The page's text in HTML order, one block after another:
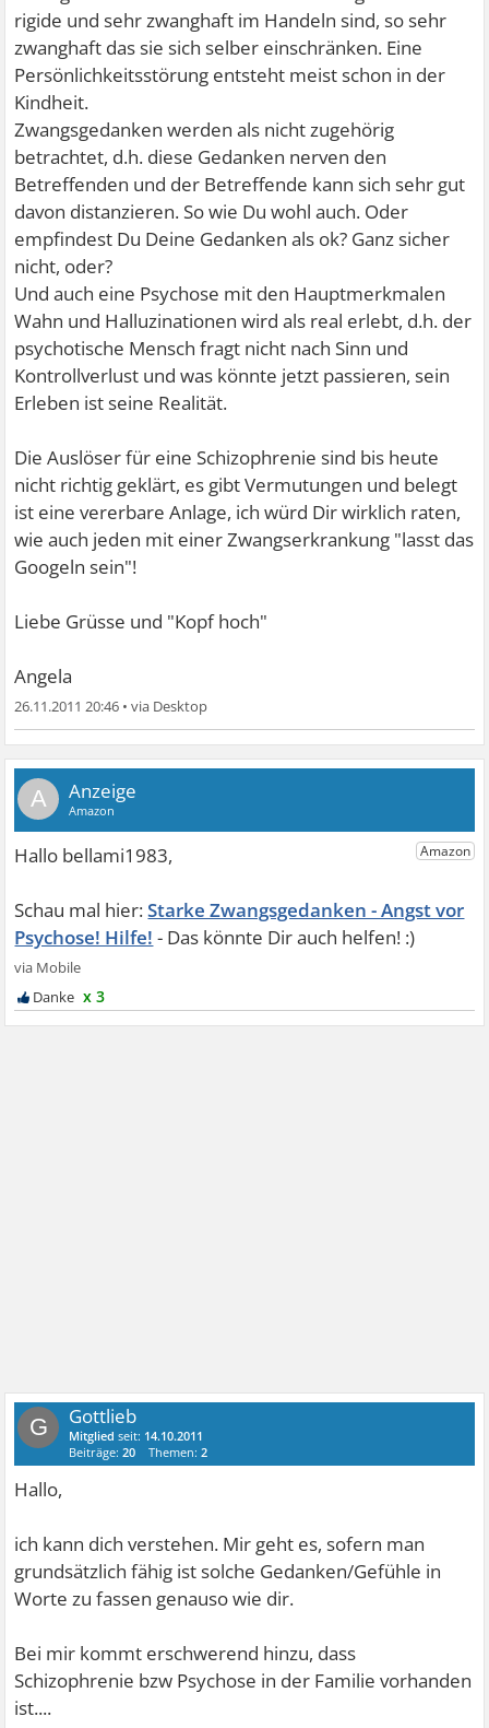
rigide und sehr zwanghaft im Handeln sind, so sehr
zwanghaft das sie sich selber einschränken. Eine
Persönlichkeitsstörung entsteht meist schon in der
Kindheit.
Zwangsgedanken werden als nicht zugehörig
betrachtet, d.h. diese Gedanken nerven den
Betreffenden und der Betreffende kann sich sehr gut
davon distanzieren. So wie Du wohl auch. Oder
empfindest Du Deine Gedanken als ok? Ganz sicher
nicht, oder?
Und auch eine Psychose mit den Hauptmerkmalen
Wahn und Halluzinationen wird als real erlebt, d.h. der
psychotische Mensch fragt nicht nach Sinn und
Kontrollverlust und was könnte jetzt passieren, sein
Erleben ist seine Realität.
Die Auslöser für eine Schizophrenie sind bis heute
nicht richtig geklärt, es gibt Vermutungen und belegt
ist eine vererbare Anlage, ich würd Dir wirklich raten,
wie auch jeden mit einer Zwangserkrankung "lasst das
Googeln sein"!
Liebe Grüsse und "Kopf hoch"
Angela
26.11.2011 20:46 •
A
Starke Zwangsgedanken - Angst vor
Psychose! Hilfe!
x 3
G Gottlieb
Mitglied seit: 14.10.2011
Beiträge:20 Themen:2
Hallo,
ich kann dich verstehen. Mir geht es, sofern man
grundsätzlich fähig ist solche Gedanken/Gefühle in
Worte zu fassen genauso wie dir.
Bei mir kommt erschwerend hinzu, dass
Schizophrenie bzw Psychose in der Familie vorhanden
ist....